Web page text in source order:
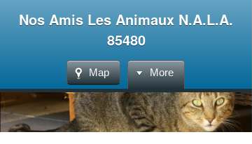
Nos Amis Les Animaux N.A.L.A.
85480
Map More